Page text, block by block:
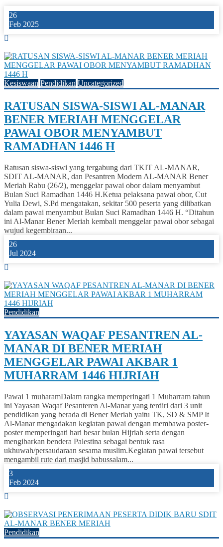
26
Feb 2025
Kesiswaan Pendidikan Uncategorized
RATUSAN SISWA-SISWI AL-MANAR
BENER MERIAH MENGGELAR
PAWAI OBOR MENYAMBUT
RAMADHAN 1446 H
Ratusan siswa-siswi yang tergabung dari TKIT AL-MANAR,
SDIT AL-MANAR, dan Pesantren Modern AL-MANAR Bener
Meriah Rabu (26/2), menggelar pawai obor dalam menyambut
Bulan Suci Ramadhan 1446 H.Ketua pelaksana pawai obor, Cut
Yulia Dewi, S.Pd mengatakan, sekitar 500 peserta yang dilibatkan
dalam pawai menyambut Bulan Suci Ramadhan 1446 H. “Ditahun
ini Al-Manar Bener Meriah kembali menggelar pawai obor sebagai
wujud kegembiraan...
26
Jul 2024
Pendidikan
YAYASAN WAQAF PESANTREN AL-
MANAR DI BENER MERIAH
MENGGELAR PAWAI AKBAR 1
MUHARRAM 1446 HIJRIAH
Pawai 1 muharamDalam rangka memperingati 1 Muharram tahun
ini Yayasan Waqaf Pesanteren Al-Manar yang terdiri dari 3 unit
pendidikan yang berada di Bener Meriah yaitu TK, SD & SMP It
Al-Manar mengadakan kegiatan pawai dengan membawa poster-
poster memperingati hari besar bulan Hijriah serta dengan
mengibarkan bendera Palestina sebagai bentuk rasa
ukhuwah/persaudaraan sesama muslim.Kegiatan pawai tersebut
mengambil rute dari masjid babussalam...
3
Feb 2024
Pendidikan